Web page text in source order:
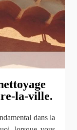
la-ville.
dans la